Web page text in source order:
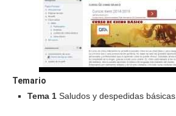
Temario
Tema 1 Saludos y despedidas básicas.